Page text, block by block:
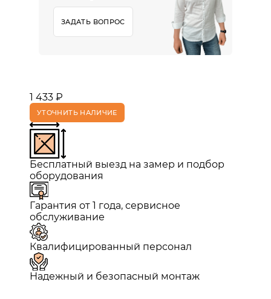
ЗАДАТЬ ВОПРОС
1 433 ₽
УТОЧНИТЬ НАЛИЧИЕ
Бесплатный выезд на замер и подбор
оборудования
Гарантия от 1 года, сервисное
обслуживание
Квалифицированный персонал
Надежный и безопасный монтаж